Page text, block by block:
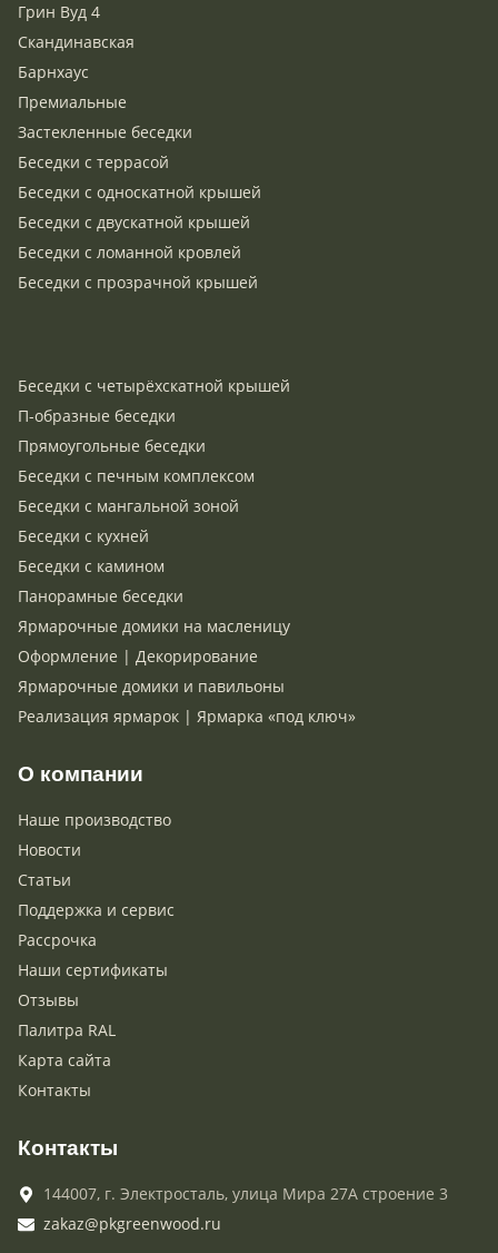
Грин Вуд 4
Скандинавская
Барнхаус
Премиальные
Застекленные беседки
Беседки с террасой
Беседки с односкатной крышей
Беседки с двускатной крышей
Беседки с ломанной кровлей
Беседки с прозрачной крышей
Беседки с четырёхскатной крышей
П-образные беседки
Прямоугольные беседки
Беседки с печным комплексом
Беседки с мангальной зоной
Беседки с кухней
Беседки с камином
Панорамные беседки
Ярмарочные домики на масленицу
Оформление | Декорирование
Ярмарочные домики и павильоны
Реализация ярмарок | Ярмарка «под ключ»
О компании
Наше производство
Новости
Статьи
Поддержка и сервис
Рассрочка
Наши сертификаты
Отзывы
Палитра RAL
Карта сайта
Контакты
Контакты
144007, г. Электросталь, улица Мира 27А строение 3
zakaz@pkgreenwood.ru